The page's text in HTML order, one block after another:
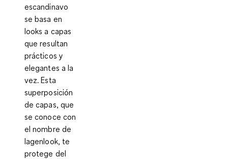
escandinavo
se basa en
looks a capas
que resultan
prácticos y
elegantes a la
vez. Esta
superposición
de capas, que
se conoce con
el nombre de
lagenlook, te
protege del